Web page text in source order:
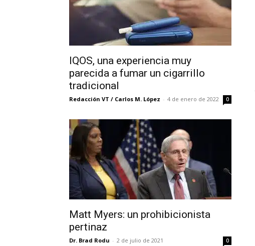
IQOS, una experiencia muy
parecida a fumar un cigarrillo
tradicional
Redacción VT / Carlos M. López - 4 de enero de 2022 0
Matt Myers: un prohibicionista
pertinaz
Dr. Brad Rodu - 2 de julio de 2021 0